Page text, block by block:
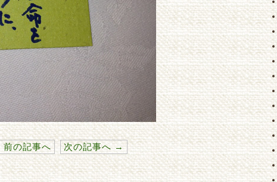
の記事へ 次の記事へ →